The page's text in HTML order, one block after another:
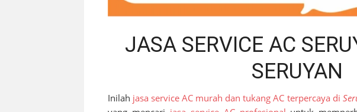
JASA SERVICE AC
SERUYAN
Inilah jasa service AC murah dan tukang AC terpercaya di